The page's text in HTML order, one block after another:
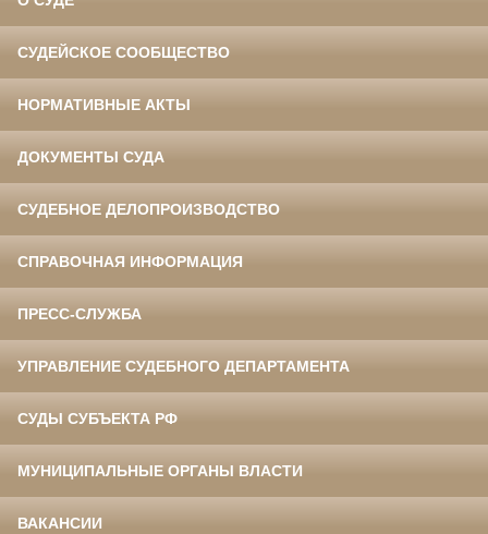
СУДЕЙСКОЕ СООБЩЕСТВО
НОРМАТИВНЫЕ АКТЫ
ДОКУМЕНТЫ СУДА
СУДЕБНОЕ ДЕЛОПРОИЗВОДСТВО
СПРАВОЧНАЯ ИНФОРМАЦИЯ
ПРЕСС-СЛУЖБА
УПРАВЛЕНИЕ СУДЕБНОГО ДЕПАРТАМЕНТА
СУДЫ СУБЪЕКТА РФ
МУНИЦИПАЛЬНЫЕ ОРГАНЫ ВЛАСТИ
ВАКАНСИИ